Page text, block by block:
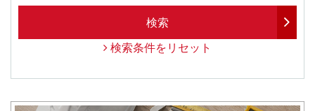
検索
検索条件をリセット